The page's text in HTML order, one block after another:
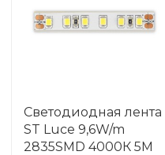
Светодиодная лента
ST Luce 9,6W/m
2835SMD 4000К 5M